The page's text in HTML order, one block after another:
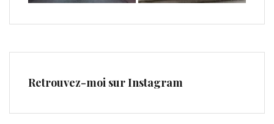
Retrouvez-moi sur Instagram